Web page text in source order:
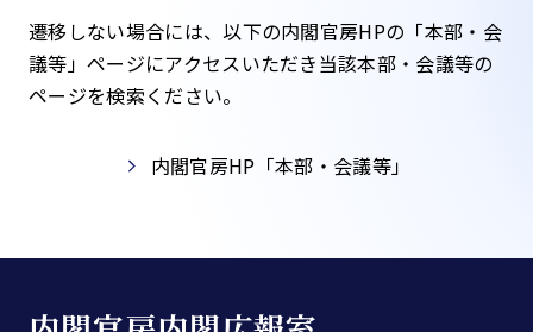
遷移しない場合には、以下の内閣官房HPの「本部・会
議等」ページにアクセスいただき当該本部・会議等の
ページを検索ください。​
内閣官房HP「本部・会議等」​